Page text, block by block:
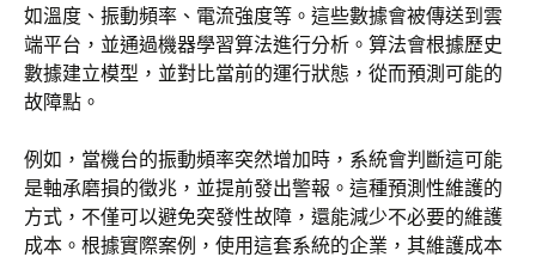
如溫度、振動頻率、電流強度等。這些數據會被傳送到雲
端平台，並通過機器學習算法進行分析。算法會根據歷史
數據建立模型，並對比當前的運行狀態，從而預測可能的
故障點。
例如，當機台的振動頻率突然增加時，系統會判斷這可能
是軸承磨損的徵兆，並提前發出警報。這種預測性維護的
方式，不僅可以避免突發性故障，還能減少不必要的維護
成本。根據實際案例，使用這套系統的企業，其維護成本